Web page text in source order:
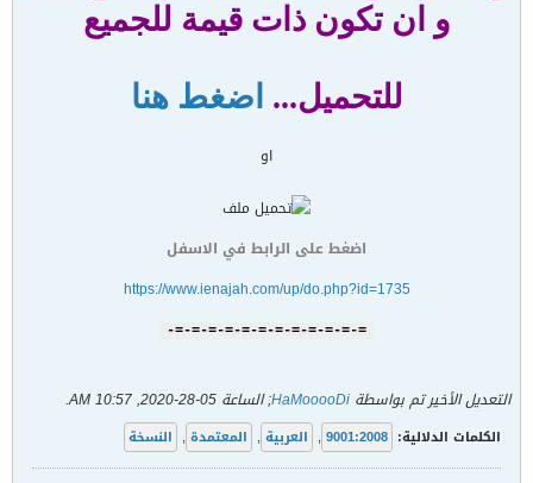
و ان تكون ذات قيمة للجميع
للتحميل... اضغط هنا
او
اضغط على الرابط في الاسفل
https://www.ienajah.com/up/do.php?id=1735
=-=-=-=-=-=-=-=-=-=-=-=-
التعديل الأخير تم بواسطة HaMooooDi; الساعة 05-28-2020, 10:57 AM
.
الكلمات الدلالية: 9001:2008
, العربية , المعتمدة , النسخة